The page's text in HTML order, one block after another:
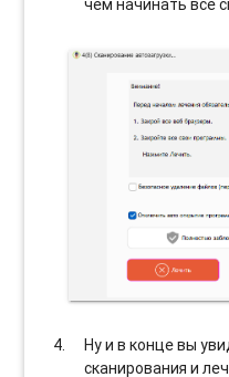
чем начинать все
Ну и в конце вы
сканирования и